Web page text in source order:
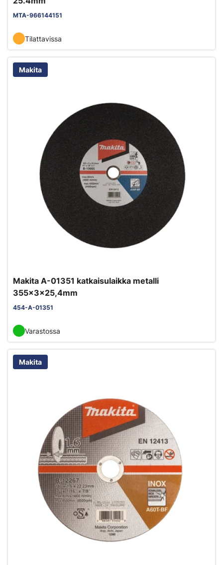
MTA-966144151
Tilattavissa
Makita
Makita A-01351 katkaisulaikka metalli
355x3x25,4mm
454-A-01351
Varastossa
Makita